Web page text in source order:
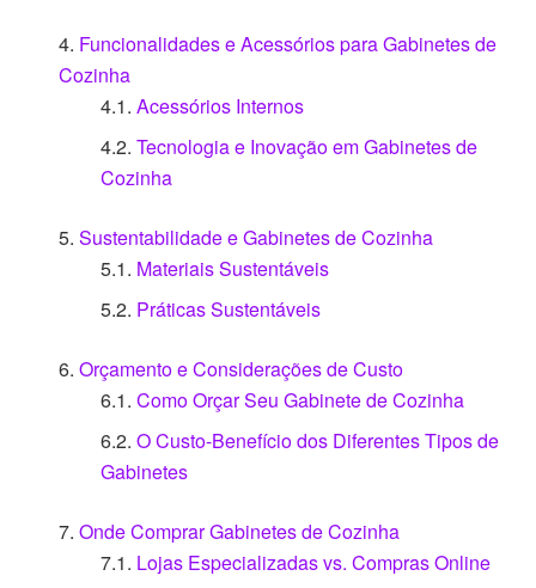
Funcionalidades e Acessórios para Gabinetes de
Cozinha
Acessórios Internos
Tecnologia e Inovação em Gabinetes de
Cozinha
Sustentabilidade e Gabinetes de Cozinha
Materiais Sustentáveis
Práticas Sustentáveis
Orçamento e Considerações de Custo
Como Orçar Seu Gabinete de Cozinha
O Custo-Benefício dos Diferentes Tipos de
Gabinetes
Onde Comprar Gabinetes de Cozinha
Lojas Especializadas vs. Compras Online